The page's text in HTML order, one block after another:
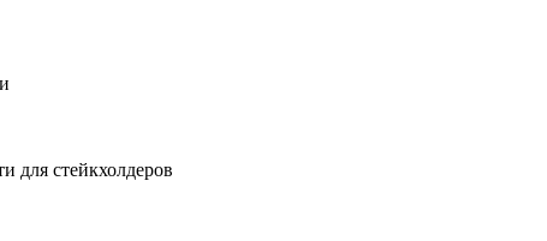
для стейкхолдеров